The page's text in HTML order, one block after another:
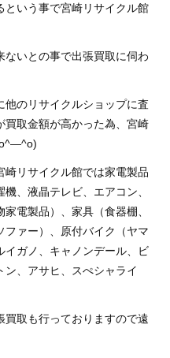
という事で宮崎リサイクル館
ないとの事で出張買取に伺わ
のリサイクルショップに査
買取金額が高かった為、宮崎
リサイクル館では家電製品
、液晶テレビ、エアコン、
電製品）、家具（食器棚、
ァー）、原付バイク（ヤマ
イガノ、キャノンデール、ビ
、アサヒ、スぺシャライ
取も行っておりますので遠